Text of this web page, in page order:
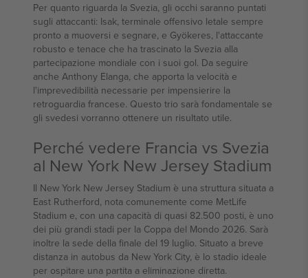
Per quanto riguarda la Svezia, gli occhi saranno puntati
sugli attaccanti: Isak, terminale offensivo letale sempre
pronto a muoversi e segnare, e Gyökeres, l'attaccante
robusto e tenace che ha trascinato la Svezia alla
partecipazione mondiale con i suoi gol. Da seguire
anche Anthony Elanga, che apporta la velocità e
l'imprevedibilità necessarie per impensierire la
retroguardia francese. Questo trio sarà fondamentale se
gli svedesi vorranno ottenere un risultato utile.
Perché vedere Francia vs Svezia
al New York New Jersey Stadium
Il New York New Jersey Stadium è una struttura situata a
East Rutherford, nota comunemente come MetLife
Stadium e, con una capacità di quasi 82.500 posti, è uno
dei più grandi stadi per la Coppa del Mondo 2026. Sarà
inoltre la sede della finale del 19 luglio. Situato a breve
distanza in autobus da New York City, è lo stadio ideale
per ospitare una partita a eliminazione diretta.